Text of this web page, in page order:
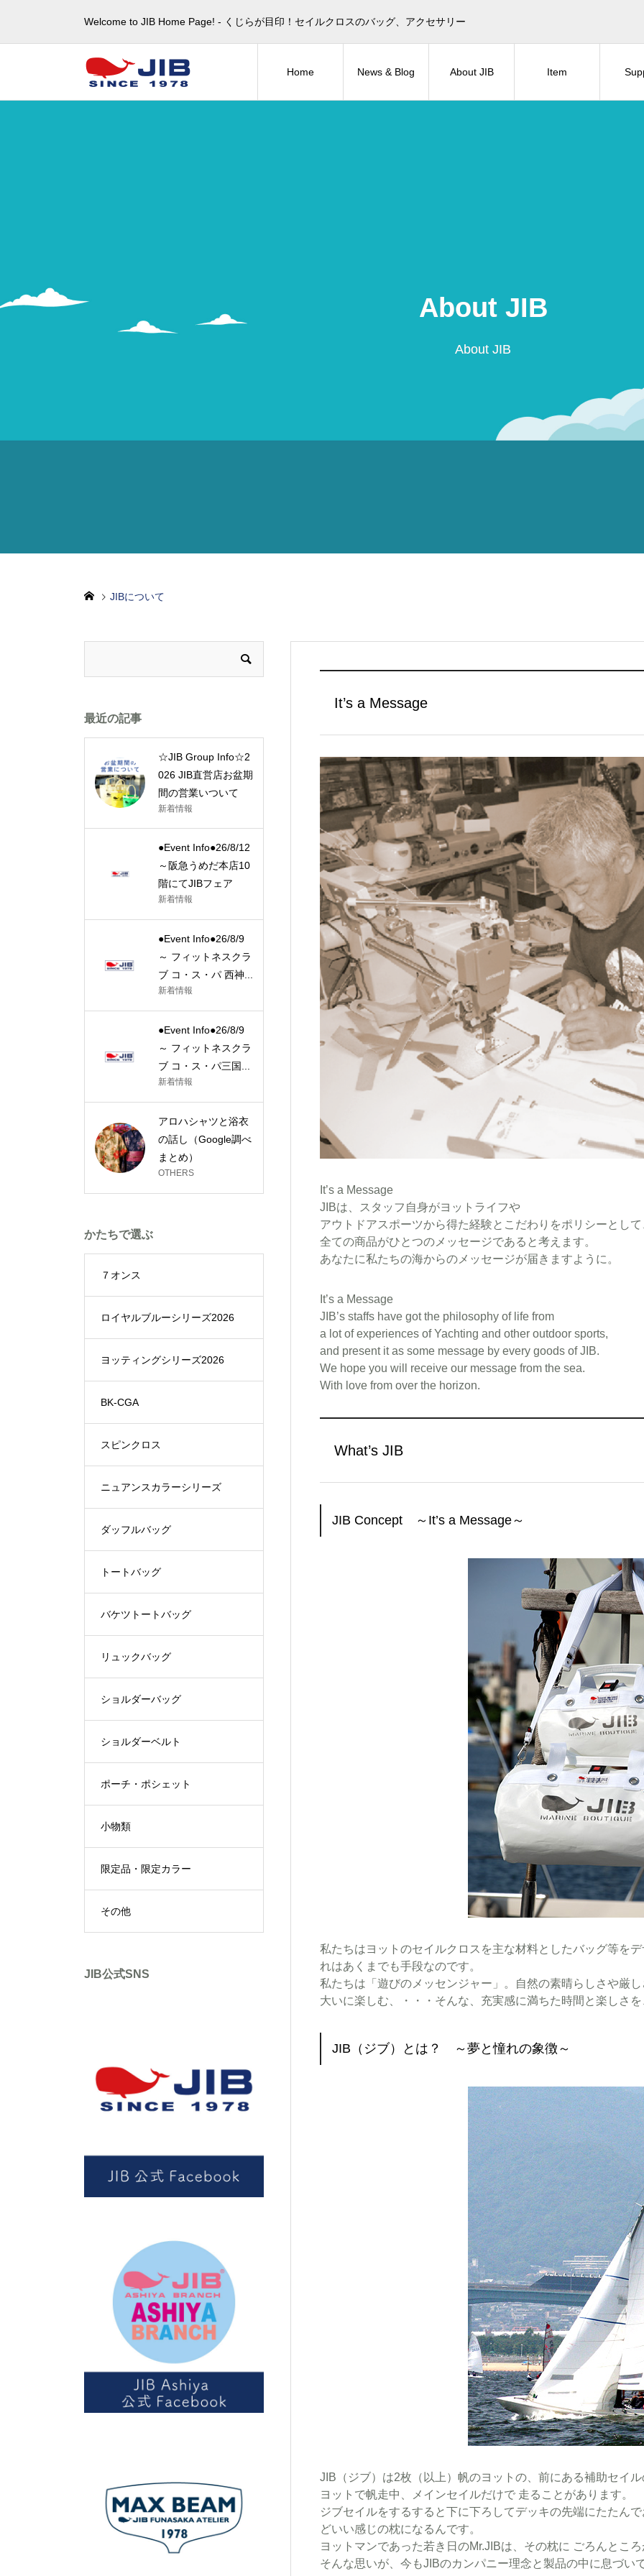
Welcome to JIB Home Page! ‐ くじらが目印！セイルクロスのバッグ、アクセサリー
Home News & Blog About JIB Item
About JIB
About JIB
JIBについて
It’s a Message
It’s a Message
JIBは、スタッフ自身がヨットライフや
アウトドアスポーツから得た経験とこだわりをポリシーとして
全ての商品がひとつのメッセージであると考えます。
あなたに私たちの海からのメッセージが届きますように。
It’s a Message
JIB’s staffs have got the philosophy of life from
a lot of experiences of Yachting and other outdoor sports,
and present it as some message by every goods of JIB.
We hope you will receive our message from the sea.
With love from over the horizon.
What’s JIB
JIB Concept ～It’s a Message～
私たちはヨットのセイルクロスを主な材料としたバッグ等を
れはあくまでも手段なのです。
私たちは「遊びのメッセンジャー」。自然の素晴らしさや厳
大いに楽しむ、・・・そんな、充実感に満ちた時間と楽しさ
JIB（ジブ）とは？ ～夢と憧れの象徴～
JIB（ジブ）は2枚（以上）帆のヨットの、前にある補助セイ
ヨットで帆走中、メインセイルだけで 走ることがあります。
ジブセイルをするすると下に下ろしてデッキの先端にたたん
どいい感じの枕になるんです。
ヨットマンであった若き日のMr.JIBは、その枕に ごろんとこ
そんな思いが、今もJIBのカンパニー理念と製品の中に息づい
最近の記事
☆JIB Group Info☆2
026 JIB直営店お盆期
間の営業いついて
新着情報
●Event Info●26/8/12
～阪急うめだ本店10
階にてJIBフェア
新着情報
●Event Info●26/8/9
～ フィットネスクラ
ブ コ・ス・パ 西神...
新着情報
●Event Info●26/8/9
～ フィットネスクラ
ブ コ・ス・パ三国...
新着情報
アロハシャツと浴衣
の話し（Google調べ
まとめ）
OTHERS
かたちで選ぶ
７オンス
ロイヤルブルーシリーズ2026
ヨッティングシリーズ2026
BK-CGA
スピンクロス
ニュアンスカラーシリーズ
ダッフルバッグ
トートバッグ
バケツトートバッグ
リュックバッグ
ショルダーバッグ
ショルダーベルト
ポーチ・ポシェット
小物類
限定品・限定カラー
その他
JIB公式SNS